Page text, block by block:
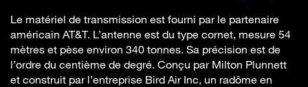
Le matériel de transmission est fourni par le partenaire
américain AT&T. L’antenne est du type cornet, mesure 54
mètres et pèse environ 340 tonnes. Sa précision est de
l’ordre du centième de degré. Conçu par Milton Plunnett
et construit par l’entreprise Bird Air Inc, un radôme en